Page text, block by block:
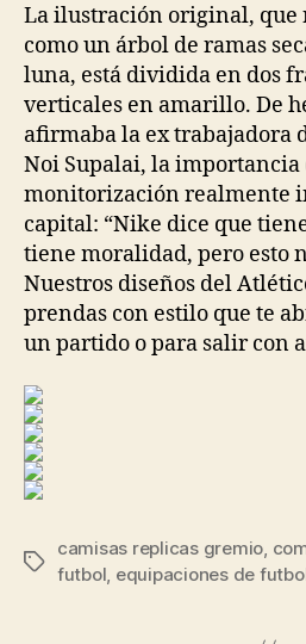
La ilustración original, que
como un árbol de ramas
luna, está dividida en dos
verticales en amarillo. De
afirmaba la ex trabajadora
Noi Supalai, la importancia
monitorización realmente
capital: “Nike dice que
tiene moralidad, pero esto
Nuestros diseños del
prendas con estilo que te
un partido o para salir con
Etiquetas
camisas replicas gremio,
futbol, equipaciones de